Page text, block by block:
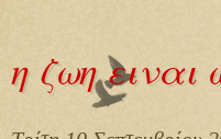
η ζωη ειναι